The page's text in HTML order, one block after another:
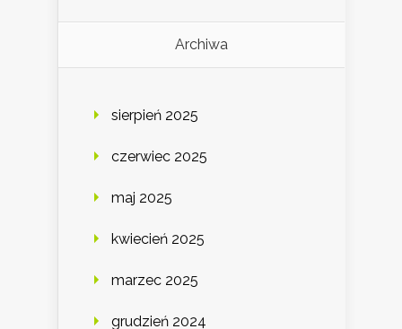
Archiwa
sierpień 2025
czerwiec 2025
maj 2025
kwiecień 2025
marzec 2025
grudzień 2024